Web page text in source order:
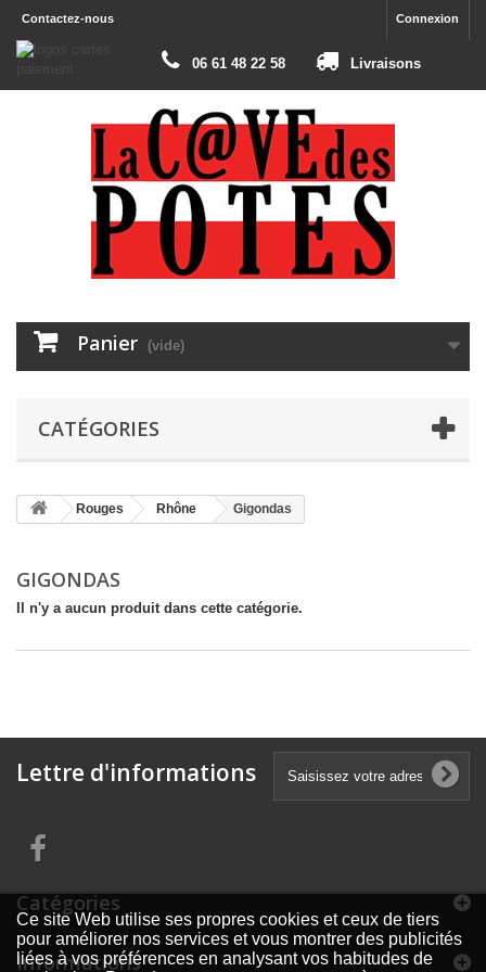
Connexion
Contactez-nous
06 61 48 22 58 Livraisons
Panier (vide)
CATÉGORIES
Rouges Rhône Gigondas
GIGONDAS
Il n'y a aucun produit dans cette catégorie.
Lettre d'informations
Catégories
Informations
Ce site Web utilise ses propres cookies et ceux de tiers
pour améliorer nos services et vous montrer des publicités
liées à vos préférences en analysant vos habitudes de